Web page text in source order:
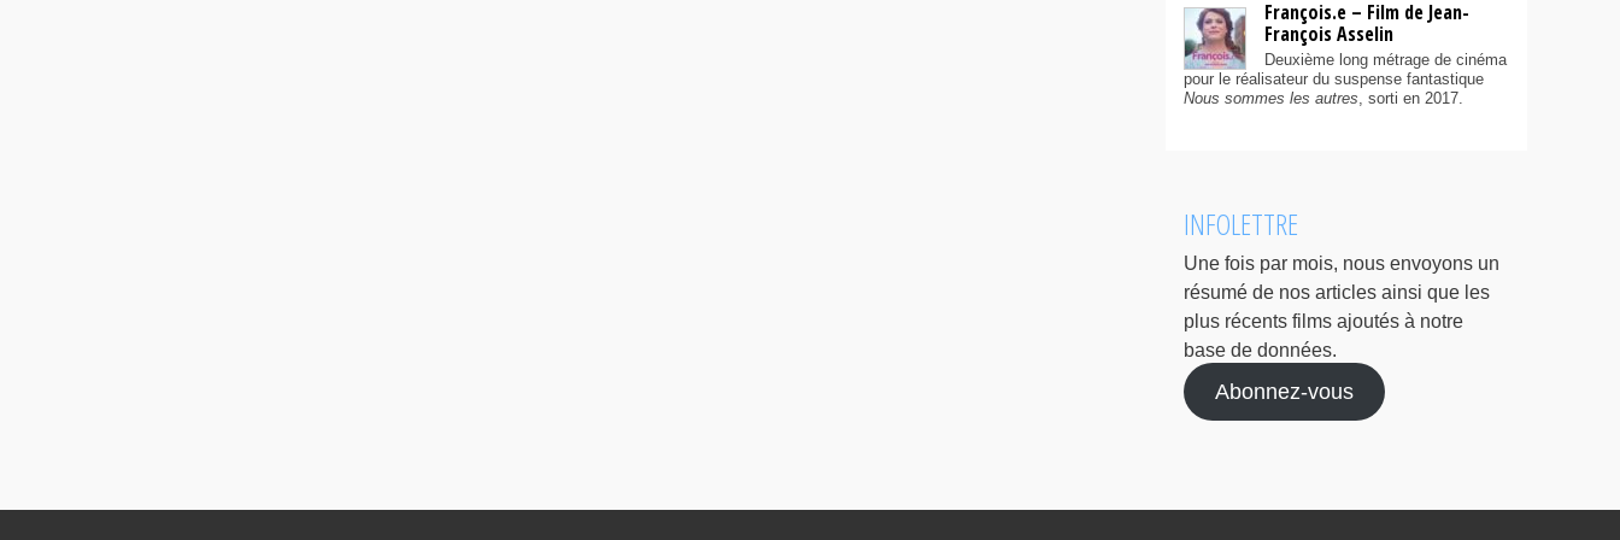
François.e – Film de Jean-
François Asselin
Deuxième long métrage de cinéma
pour le réalisateur du suspense fantastique
Nous sommes les autres, sorti en 2017.
INFOLETTRE
Une fois par mois, nous envoyons un
résumé de nos articles ainsi que les
plus récents films ajoutés à notre
base de données.
Abonnez-vous